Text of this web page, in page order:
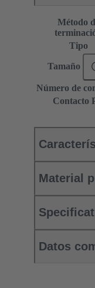
Método
Tipo
Tamaño
Número de
Contacto
Material
Datos